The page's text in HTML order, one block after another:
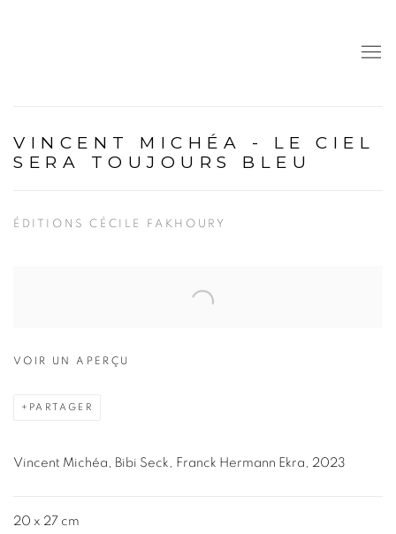
VINCENT MICHÉA - LE CIEL
SERA TOUJOURS BLEU
ÉDITIONS CÉCILE FAKHOURY
VOIR UN APERÇU
PARTAGER
Vincent Michéa, Bibi Seck, Franck Hermann Ekra, 2023
20 x 27 cm